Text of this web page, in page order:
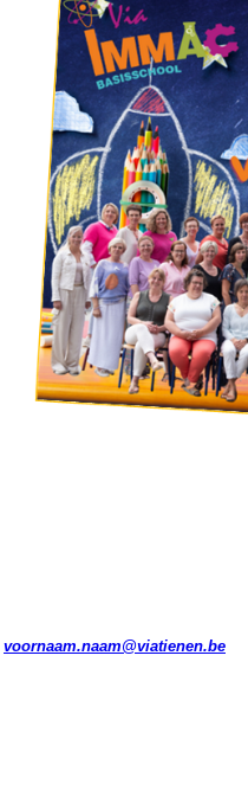
voornaam.naam@viatienen.be